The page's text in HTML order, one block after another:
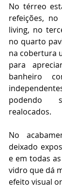
No térreo
refeições,
living, no
no quarto
na cobertura
para
banheiro
podendo
realocados.
No
deixado
e em todas
vidro que dá
efeito visual